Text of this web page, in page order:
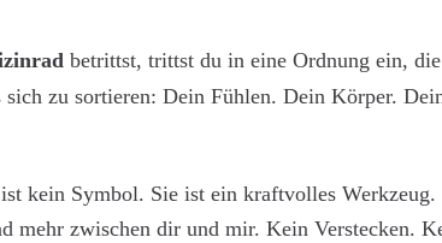
betrittst, trittst du in eine Ordnung ein,
sich zu sortieren: Dein Fühlen. Dein Körper.
kein Symbol. Sie ist ein kraftvolles Werkzeug.
mehr zwischen dir und mir. Kein Verstecken.